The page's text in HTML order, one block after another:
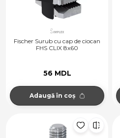
Fischer Surub cu cap de ciocan
FHS CLIX 8x60
56 MDL
Adaugă în coș